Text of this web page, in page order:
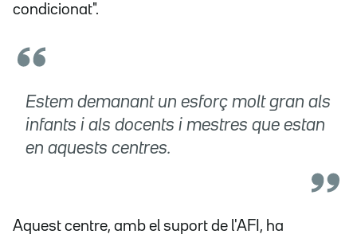
condicionat".
Estem demanant un esforç molt gran als
infants i als docents i mestres que estan
en aquests centres.
Aquest centre, amb el suport de l'AFI, ha